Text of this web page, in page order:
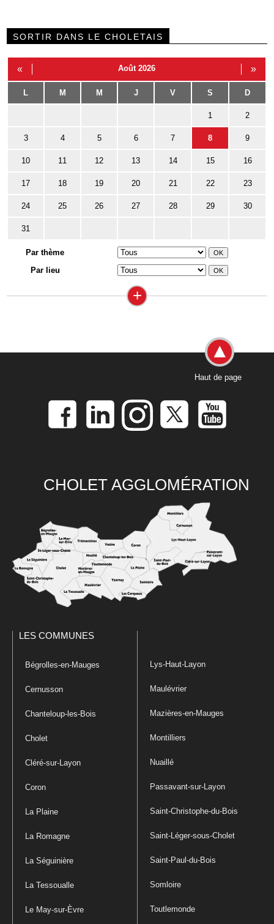
SORTIR DANS LE CHOLETAIS
« Août 2026 »
L M M J V S D
1 2
3 4 5 6 7 8 9
10 11 12 13 14 15 16
17 18 19 20 21 22 23
24 25 26 27 28 29 30
31
Par thème
Par lieu
+
Haut de page
CHOLET AGGLOMÉRATION
LES COMMUNES
Bégrolles-en-Mauges
Cernusson
Chanteloup-les-Bois
Cholet
Cléré-sur-Layon
Coron
La Plaine
La Romagne
La Séguinière
La Tessoualle
Le May-sur-Èvre
Lys-Haut-Layon
Maulévrier
Mazières-en-Mauges
Montilliers
Nuaillé
Passavant-sur-Layon
Saint-Christophe-du-Bois
Saint-Léger-sous-Cholet
Saint-Paul-du-Bois
Somloire
Toutlemonde